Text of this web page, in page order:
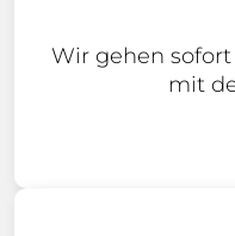
Wir gehen
mit